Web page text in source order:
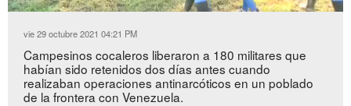
Unmute Loaded:
32.13%
vie 29 octubre 2021 04:21 PM
Campesinos cocaleros liberaron a 180 militares que
habían sido retenidos dos días antes cuando
realizaban operaciones antinarcóticos en un poblado
de la frontera con Venezuela.